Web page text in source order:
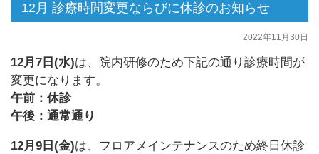
12月 診療時間変更ならびに休診のお知らせ
2022年11月30日
12月7日(水)は、院内研修のため下記の通り診療時間が
変更になります。
午前：休診
午後：通常通り
12月9日(金)は、フロアメインテナンスのため終日休診